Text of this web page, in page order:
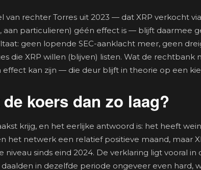
rechter Torres uit 2023 — dat XRP verkocht
particulieren) géén effect is — blijft daarmee
geen lopende SEC-aanklacht meer, geen
die XRP willen (blijven) listen. Wat de rechtbank
kan zijn — die deur blijft in theorie op een
koers dan zo laag?
krijg, en het eerlijke antwoord is: het heeft
het netwerk een relatief positieve maand, maar
niveau sinds eind 2024. De verklaring ligt vooral
in dezelfde periode ongeveer even hard,